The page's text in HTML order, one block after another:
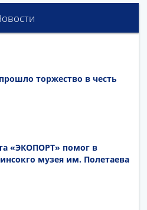
торжество в честь
«ЭКОПОРТ» помог в
музея им. Полетаева